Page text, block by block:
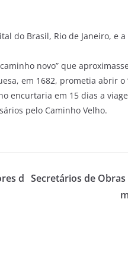
do Brasil, Rio de Janeiro, e
novo” que
em 1682, prometia abrir
encurtaria em 15 dias a
pelo Caminho Velho.
d Secretários de